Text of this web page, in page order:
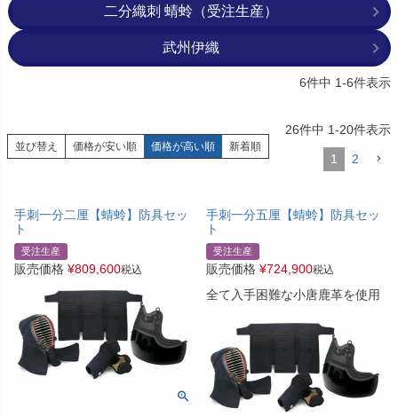
二分織刺 蜻蛉（受注生産）
武州伊織
6件中 1-6件表示
並び替え 価格が安い順 価格が高い順 新着順
26件中 1-20件表示
1 2
手刺一分二厘【蜻蛉】防具セッ
ト
受注生産
販売価格 ¥809,600税込
手刺一分五厘【蜻蛉】防具セッ
ト
受注生産
販売価格 ¥724,900税込
全て入手困難な小唐鹿革を使用